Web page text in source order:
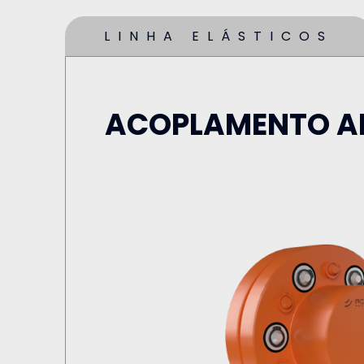
LINHA ELÁSTICOS
ACOPLAMENTO